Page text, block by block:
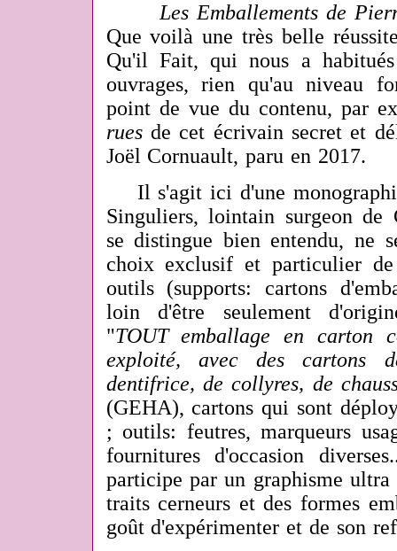
Les Emballements de
Que voilà une très belle
Qu'il Fait, qui nous a
ouvrages, rien qu'au niveau
point de vue du contenu, par
ruesde cet écrivain secret et
Joël Cornuault, paru en 2017.
Il s'agit ici d'une
Singuliers, lointain surgeon de
se distingue bien entendu, ne
choix exclusif et particulier
outils (supports: cartons
loin d'être seulement
"TOUT emballage en carton
exploité, avec des cartons
dentifrice, de collyres, de
(GEHA), cartons qui sont
; outils: feutres, marqueurs
fournitures d'occasion
participe par un graphisme
traits cerneurs et des formes
goût d'expérimenter et de son